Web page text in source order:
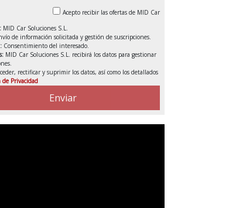
Acepto recibir las ofertas de MID Car
MID Car Soluciones S.L.
de información solicitada y gestión de suscripciones.
Consentimiento del interesado.
MID Car Soluciones S.L. recibirá los datos para gestionar
rectificar y suprimir los datos, así como los detallados
de Privacidad
Enviar